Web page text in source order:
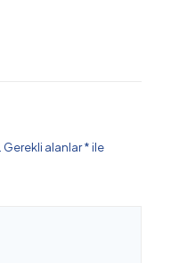
Gerekli alanlar*ile